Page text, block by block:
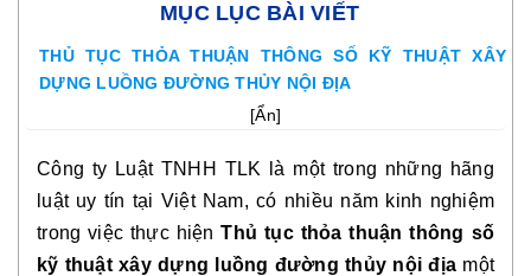
MỤC LỤC BÀI VIẾT
THỦ TỤC THỎA THUẬN THÔNG SỐ KỸ THUẬT XÂY
DỰNG LUỒNG ĐƯỜNG THỦY NỘI ĐỊA
[Ẩn]
Công ty Luật TNHH TLK là một trong những hãng
luật uy tín tại Việt Nam, có nhiều năm kinh nghiệm
trong việc thực hiệnThủ tục thỏa thuận thông số
kỹ thuật xây dựng luồng đường thủy nội địa một